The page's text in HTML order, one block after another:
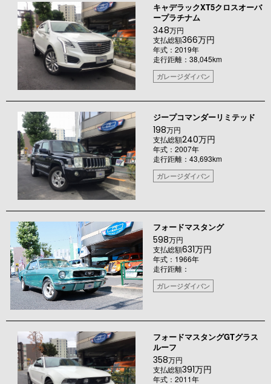
キャデラックXT5クロスオーバ
ープラチナム
348万円
支払総額366万円
年式：2019年
走行距離：38,045km
ガレージダイバン
ジープコマンダーリミテッド
198万円
支払総額240万円
年式：2007年
走行距離：43,693km
ガレージダイバン
フォードマスタング
598万円
支払総額631万円
年式：1966年
走行距離：
ガレージダイバン
フォードマスタングGTグラス
ルーフ
358万円
支払総額391万円
年式：2011年